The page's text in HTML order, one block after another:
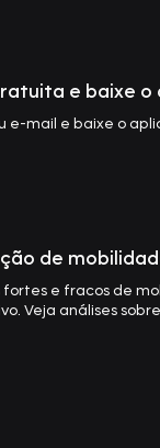
e baixe o
e-mail e baixe o
de
e fracos de
Veja análises